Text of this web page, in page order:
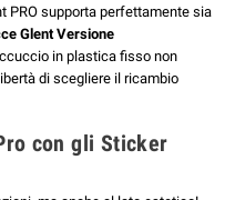
PRO supporta perfettamente sia
Glent Versione
in plastica fisso non
di scegliere il ricambio
con gli Sticker